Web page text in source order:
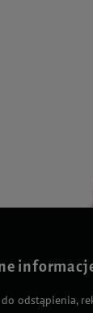
odstąpienia,